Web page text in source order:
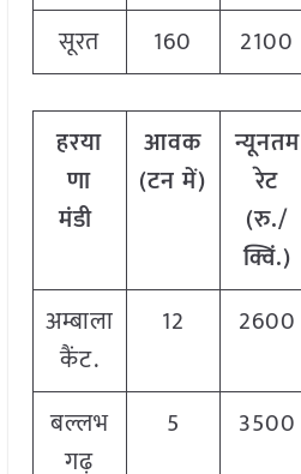
सूरत 160 2100
हरया
णा
मंडी
आवक
(टन में)
न्यूनतम
रेट
(रु./
क्विं.)
अम्बाला
कैंट.
12 2600
बल्लभ
गढ़
5 3500